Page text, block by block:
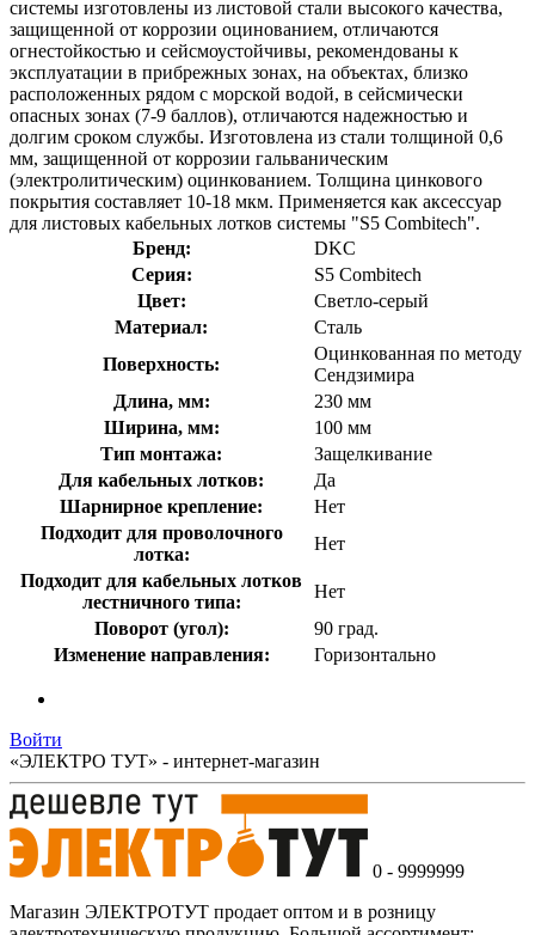
системы изготовлены из листовой стали высокого качества,
защищенной от коррозии оцинованием, отличаются
огнестойкостью и сейсмоустойчивы, рекомендованы к
эксплуатации в прибрежных зонах, на объектах, близко
расположенных рядом с морской водой, в сейсмически
опасных зонах (7-9 баллов), отличаются надежностью и
долгим сроком службы. Изготовлена из стали толщиной 0,6
мм, защищенной от коррозии гальваническим
(электролитическим) оцинкованием. Толщина цинкового
покрытия составляет 10-18 мкм. Применяется как аксессуар
для листовых кабельных лотков системы "S5 Сombitech".
Бренд:
DKC
Серия:
S5 Combitech
Цвет:
Светло-серый
Материал:
Сталь
Поверхность:
Оцинкованная по методу
Сендзимира
Длина, мм:
230 мм
Ширина, мм:
100 мм
Тип монтажа:
Защелкивание
Для кабельных лотков:
Да
Шарнирное крепление:
Нет
Подходит для проволочного
лотка:
Нет
Подходит для кабельных лотков
лестничного типа:
Нет
Поворот (угол):
90 град.
Изменение направления:
Горизонтально
Войти
«ЭЛЕКТРО ТУТ» - интернет-магазин
0 - 9999999
Магазин ЭЛЕКТРОТУТ продает оптом и в розницу